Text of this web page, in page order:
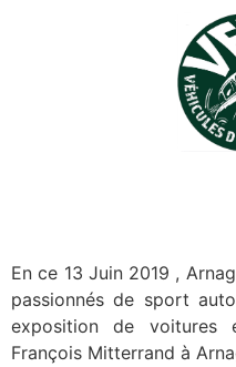
En ce 13 Juin 2019 ,
passionnés de sport
exposition de
François Mitterrand à